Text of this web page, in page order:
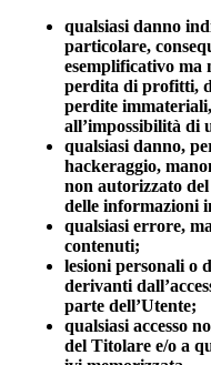
qualsiasi danno
particolare,
esemplificativo ma
perdita di profitti,
perdite
all’impossibilità di
qualsiasi danno,
hackeraggio,
non autorizzato
delle informazioni
qualsiasi errore,
contenuti;
lesioni personali o
derivanti
parte dell’Utente;
qualsiasi accesso
del Titolare e/o a